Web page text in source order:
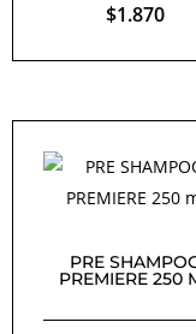
$1.870
PRE
PREMIERE 250